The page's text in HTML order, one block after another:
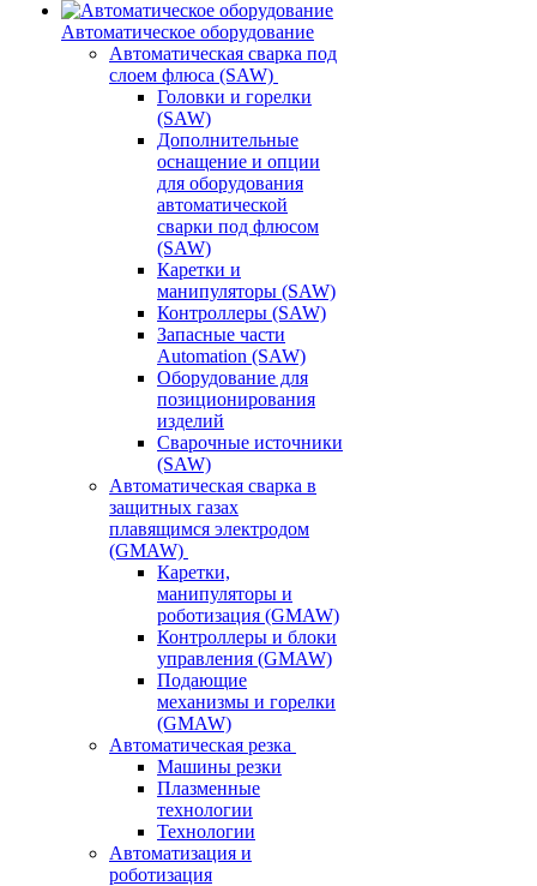
Автоматическое оборудование
Автоматическая сварка под
слоем флюса (SAW)
Головки и горелки
(SAW)
Дополнительные
оснащение и опции
для оборудования
автоматической
сварки под флюсом
(SAW)
Каретки и
манипуляторы (SAW)
Контроллеры (SAW)
Запасные части
Automation (SAW)
Оборудование для
позиционирования
изделий
Сварочные источники
(SAW)
Автоматическая сварка в
защитных газах
плавящимся электродом
(GMAW)
Каретки,
манипуляторы и
роботизация (GMAW)
Контроллеры и блоки
управления (GMAW)
Подающие
механизмы и горелки
(GMAW)
Автоматическая резка
Машины резки
Плазменные
технологии
Технологии
Автоматизация и
роботизация